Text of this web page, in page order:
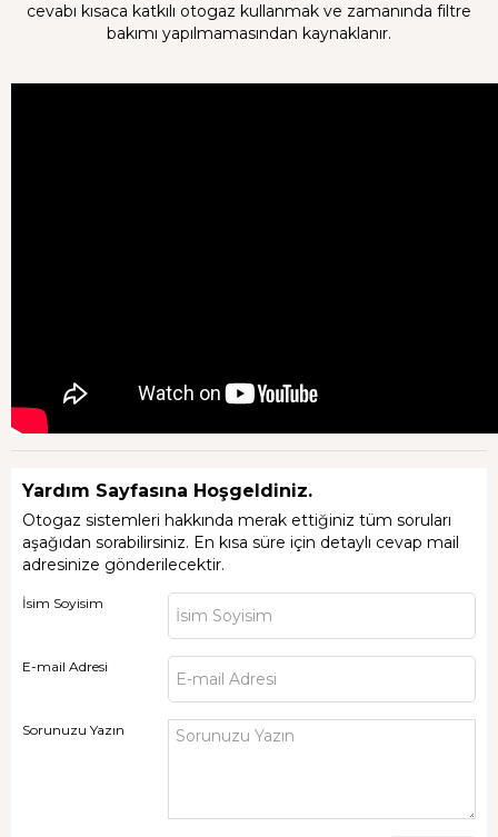
cevabı kısaca katkılı otogaz kullanmak ve zamanında filtre
bakımı yapılmamasından kaynaklanır.
Yardım Sayfasına Hoşgeldiniz.
Otogaz sistemleri hakkında merak ettiğiniz tüm soruları
aşağıdan sorabilirsiniz. En kısa süre için detaylı cevap mail
adresinize gönderilecektir.
İsim Soyisim
E-mail Adresi
Sorunuzu Yazın